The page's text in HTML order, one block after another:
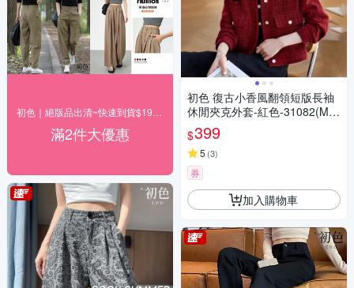
滿2件大優惠
初色 復古小香風翻領短版長袖
休閒夾克外套-紅色-31082(M-2
XL可選)
$399
5 (3)
券
加入購物車